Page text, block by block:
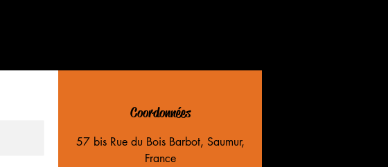
Coordonnées
57 bis Rue du Bois Barbot, Saumur,
France